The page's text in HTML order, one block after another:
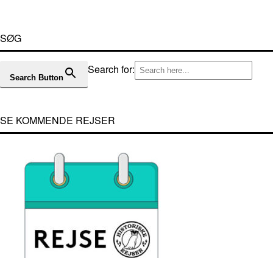
SØG
Search for:
Search Button
SE KOMMENDE REJSER